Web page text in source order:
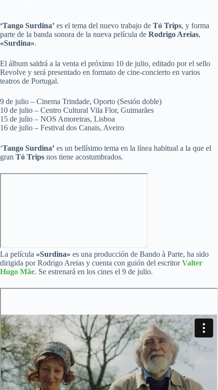
‘Tango Surdina’ es el tema del nuevo trabajo de Tó Trips, y forma
parte de la banda sonora de la nueva película de Rodrigo Areias,
«Surdina».
El álbum saldrá a la venta el próximo 10 de julio, editado por el sello
Revolve y será presentado en formato de cine-concierto en varios
teatros de Portugal.
9 de julio – Cinema Trindade, Oporto (Sesión doble)
10 de julio – Centro Cultural Vila Flor, Guimarães
15 de julio – NOS Amoreiras, Lisboa
16 de julio – Festival dos Canais, Aveiro
‘Tango Surdina’ es un bellísimo tema en la línea habitual a la que el
gran Tó Trips nos tiene acostumbrados.
La película «Surdina» es una producción de Bando à Parte, ha sido
dirigida por Rodrigo Areias y cuenta con guión del escritorValter
Hugo Mãe. Se estrenará en los cines el 9 de julio.